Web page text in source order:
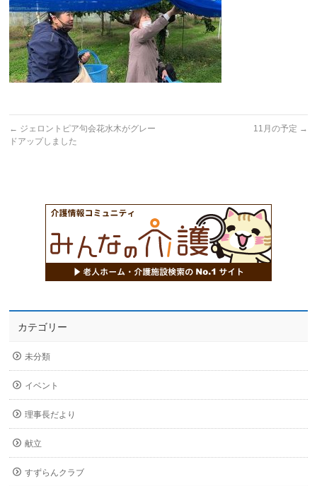
← ジェロントピア句会花水木がグレー
ドアップしました
11月の予定 →
カテゴリー
未分類
イベント
理事長だより
献立
すずらんクラブ